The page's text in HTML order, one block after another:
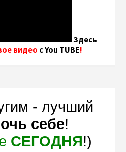
Здесь
видео с You TUBE!
- лучший
себе!
СЕГОДНЯ!)